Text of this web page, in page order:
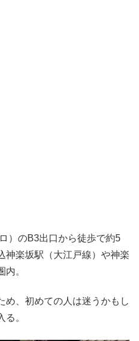
）のB3出口から徒歩で約5
神楽坂駅（大江戸線）や神楽
。
め、初めての人は迷うかもし
。